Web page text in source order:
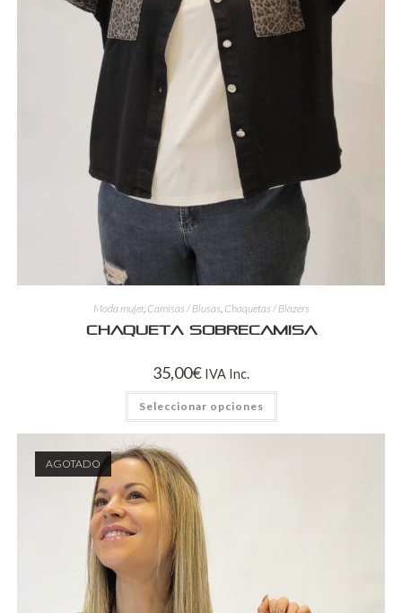
Moda mujer, Camisas / Blusas, Chaquetas / Blazers
Chaqueta sobrecamisa
35,00€ IVA Inc.
Seleccionar opciones
AGOTADO